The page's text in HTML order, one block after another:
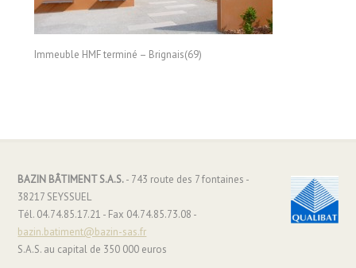
Immeuble HMF terminé – Brignais(69)
BAZIN BÂTIMENT S.A.S.- 743 route des 7 fontaines -
38217 SEYSSUEL
Tél. 04.74.85.17.21 - Fax 04.74.85.73.08 -
bazin.batiment@bazin-sas.fr
S.A.S. au capital de 350 000 euros